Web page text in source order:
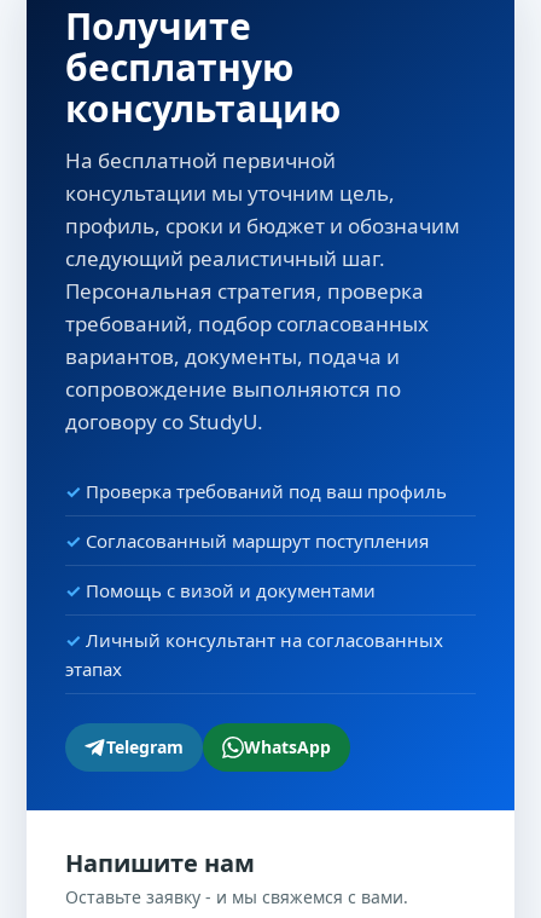
Получите
бесплатную
консультацию
На бесплатной первичной
консультации мы уточним цель,
профиль, сроки и бюджет и обозначим
следующий реалистичный шаг.
Персональная стратегия, проверка
требований, подбор согласованных
вариантов, документы, подача и
сопровождение выполняются по
договору со StudyU.
Проверка требований под ваш профиль
Согласованный маршрут поступления
Помощь с визой и документами
Личный консультант на согласованных
этапах
Telegram WhatsApp
Напишите нам
Оставьте заявку - и мы свяжемся с вами.